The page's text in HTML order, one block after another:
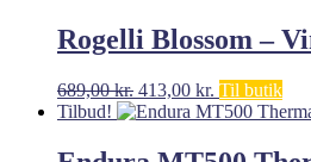
var:
649,00 kr..389,00 kr..
Rogelli Blossom –
689,00kr. Den
oprindelige
var:
413,00 kr. Den
aktuelle
er:
Til butik
Tilbud!